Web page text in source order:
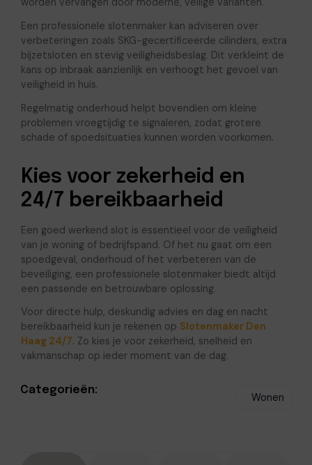
Een professionele slotenmaker kan adviseren over
verbeteringen zoals SKG-gecertificeerde cilinders, extra
bijzetsloten en stevig veiligheidsbeslag. Dit verkleint de
kans op inbraak aanzienlijk en verhoogt het gevoel van
veiligheid in huis.
Regelmatig onderhoud helpt bovendien om kleine
problemen vroegtijdig te signaleren, zodat grotere
schade of spoedsituaties kunnen worden voorkomen.
Kies voor zekerheid en
24/7 bereikbaarheid
Een goed werkend slot is essentieel voor de veiligheid
van je woning of bedrijfspand. Of het nu gaat om een
spoedgeval, onderhoud of het verbeteren van de
beveiliging, een professionele slotenmaker biedt altijd
een passende en betrouwbare oplossing.
Voor directe hulp, deskundig advies en dag en nacht
bereikbaarheid kun je rekenen op Slotenmaker Den
Haag 24/7. Zo kies je voor zekerheid, snelheid en
vakmanschap op ieder moment van de dag.
Categorieën:
Wonen